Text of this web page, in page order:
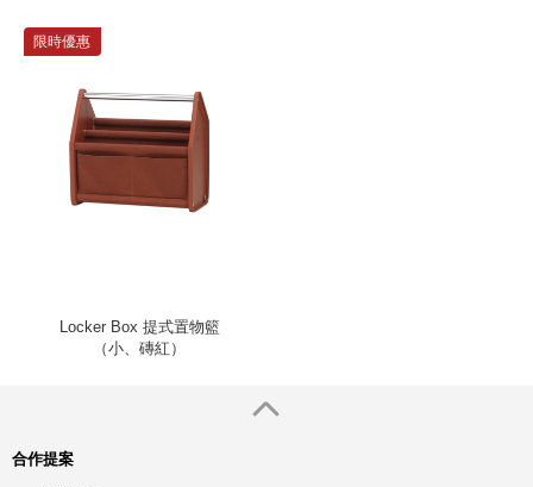
限時優惠
Locker Box 提式置物籃
（小、磚紅）
合作提案